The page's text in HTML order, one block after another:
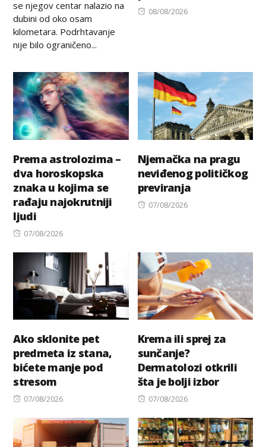
se njegov centar nalazio na
dubini od oko osam
kilometara. Podrhtavanje
nije bilo ograničeno...
Posted
08/08/2026
Prema astrolozima –
dva horoskopska
znaka u kojima se
rađaju najokrutniji
ljudi
Posted
07/08/2026
Njemačka na pragu
neviđenog političkog
previranja
Posted
07/08/2026
Ako sklonite pet
predmeta iz stana,
bićete manje pod
stresom
Posted
07/08/2026
Krema ili sprej za
sunčanje?
Dermatolozi otkrili
šta je bolji izbor
Posted
07/08/2026